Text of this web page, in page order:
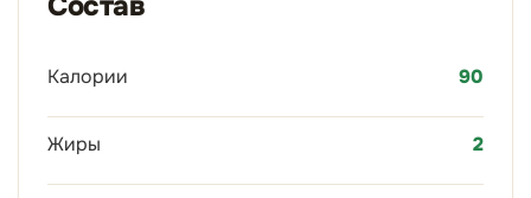
Калории 90
Жиры 2